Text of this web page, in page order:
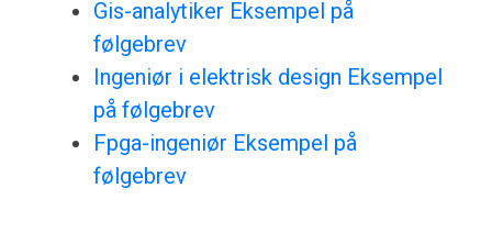
Gis-analytiker Eksempel på
følgebrev
Ingeniør i elektrisk design Eksempel
på følgebrev
Fpga-ingeniør Eksempel på
følgebrev